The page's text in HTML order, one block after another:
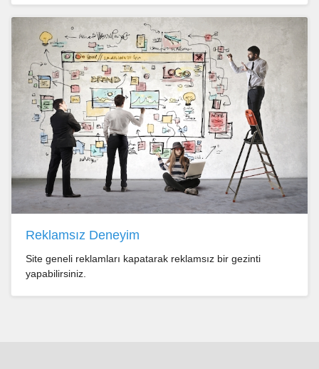
Reklamsız Deneyim
Site geneli reklamları kapatarak reklamsız bir gezinti
yapabilirsiniz.